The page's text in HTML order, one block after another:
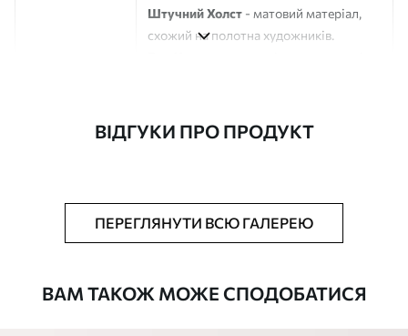
Штучний Холст - матовий матеріал,
схожий на полотна художників.
Додатково Можна додати лакове покриття.
ВІДГУКИ ПРО ПРОДУКТ
ПЕРЕГЛЯНУТИ ВСЮ ГАЛЕРЕЮ
ВАМ ТАКОЖ МОЖЕ СПОДОБАТИСЯ